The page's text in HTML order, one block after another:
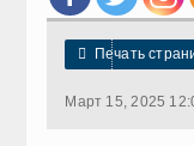
 Печать
Март 15, 2025